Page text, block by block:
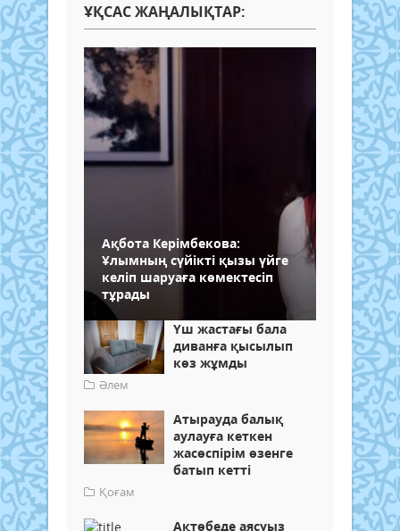
ҰҚСАС ЖАҢАЛЫҚТАР:
Ақбота Керімбекова:
Ұлымның сүйікті қызы үйге
келіп шаруаға көмектесіп
тұрады
Үш жастағы бала
диванға қысылып
көз жұмды
Әлем
Атырауда балық
аулауға кеткен
жасөспірім өзенге
батып кетті
Қоғам
Ақтөбеде аясуыз